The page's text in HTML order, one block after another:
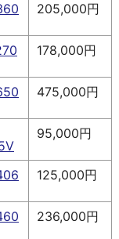
205,000円
178,000円
475,000円
95,000円
125,000円
236,000円